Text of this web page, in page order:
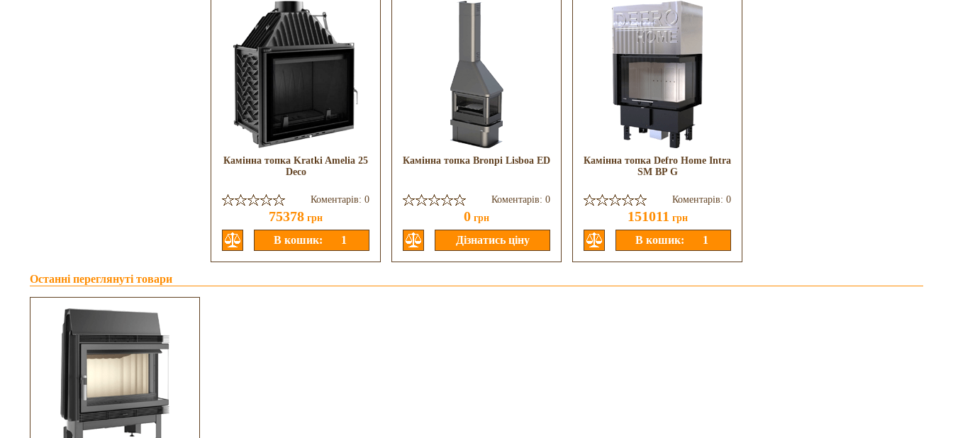
Камінна топка Kratki Amelia 25
Deco
Коментарів: 0
75378 грн
Камінна топка Bronpi Lisboa ED
Коментарів: 0
0 грн
Камінна топка Defro Home Intra
SM BP G
Коментарів: 0
151011 грн
Останні переглянуті товари